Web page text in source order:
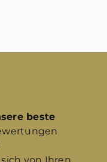
beste
von Ihren